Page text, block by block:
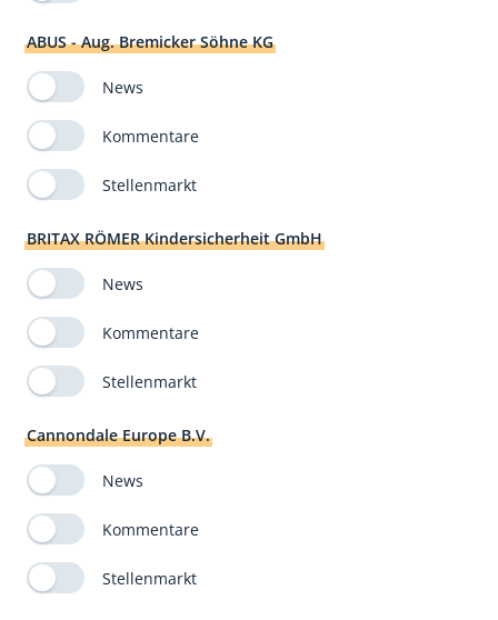
ABUS - Aug. Bremicker Söhne KG
News
Kommentare
Stellenmarkt
BRITAX RÖMER Kindersicherheit GmbH
News
Kommentare
Stellenmarkt
Cannondale Europe B.V.
News
Kommentare
Stellenmarkt